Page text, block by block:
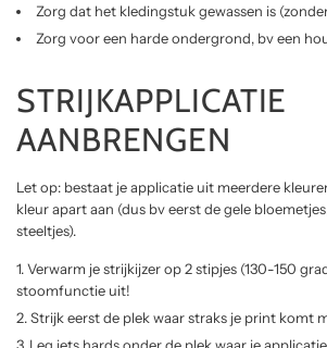
Zorg dat het kledingstuk gewassen is
Zorg voor een harde ondergrond, bv een
STRIJKAPPLICATIE
AANBRENGEN
Let op: bestaat je applicatie uit meerdere
kleur apart aan (dus bv eerst de gele
steeltjes).
Verwarm je strijkijzer op 2 stipjes (130-150
stoomfunctie uit!
Strijk eerst de plek waar straks je print komt